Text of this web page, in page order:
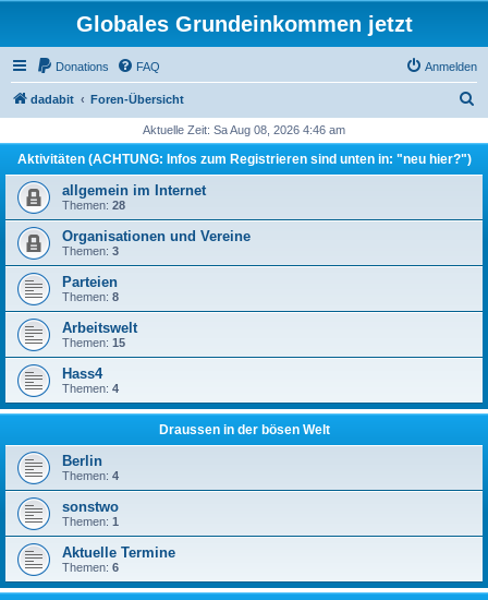
Globales Grundeinkommen jetzt
Donations FAQ Anmelden
dadabit Foren-Übersicht
h
Aktuelle Zeit: Sa Aug 08, 2026 4:46 am
Aktivitäten (ACHTUNG: Infos zum Registrieren sind unten in: "neu hier?")
allgemein im Internet
Themen: 28
Organisationen und Vereine
Themen: 3
Parteien
Themen: 8
Arbeitswelt
Themen: 15
Hass4
Themen: 4
Draussen in der bösen Welt
Berlin
Themen: 4
sonstwo
Themen: 1
Aktuelle Termine
Themen: 6